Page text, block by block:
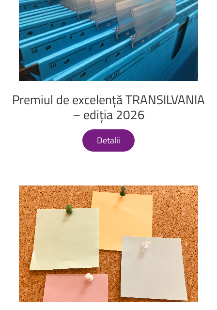
Premiul de excelențăTRANSILVANIA
– ediția2026
Detalii